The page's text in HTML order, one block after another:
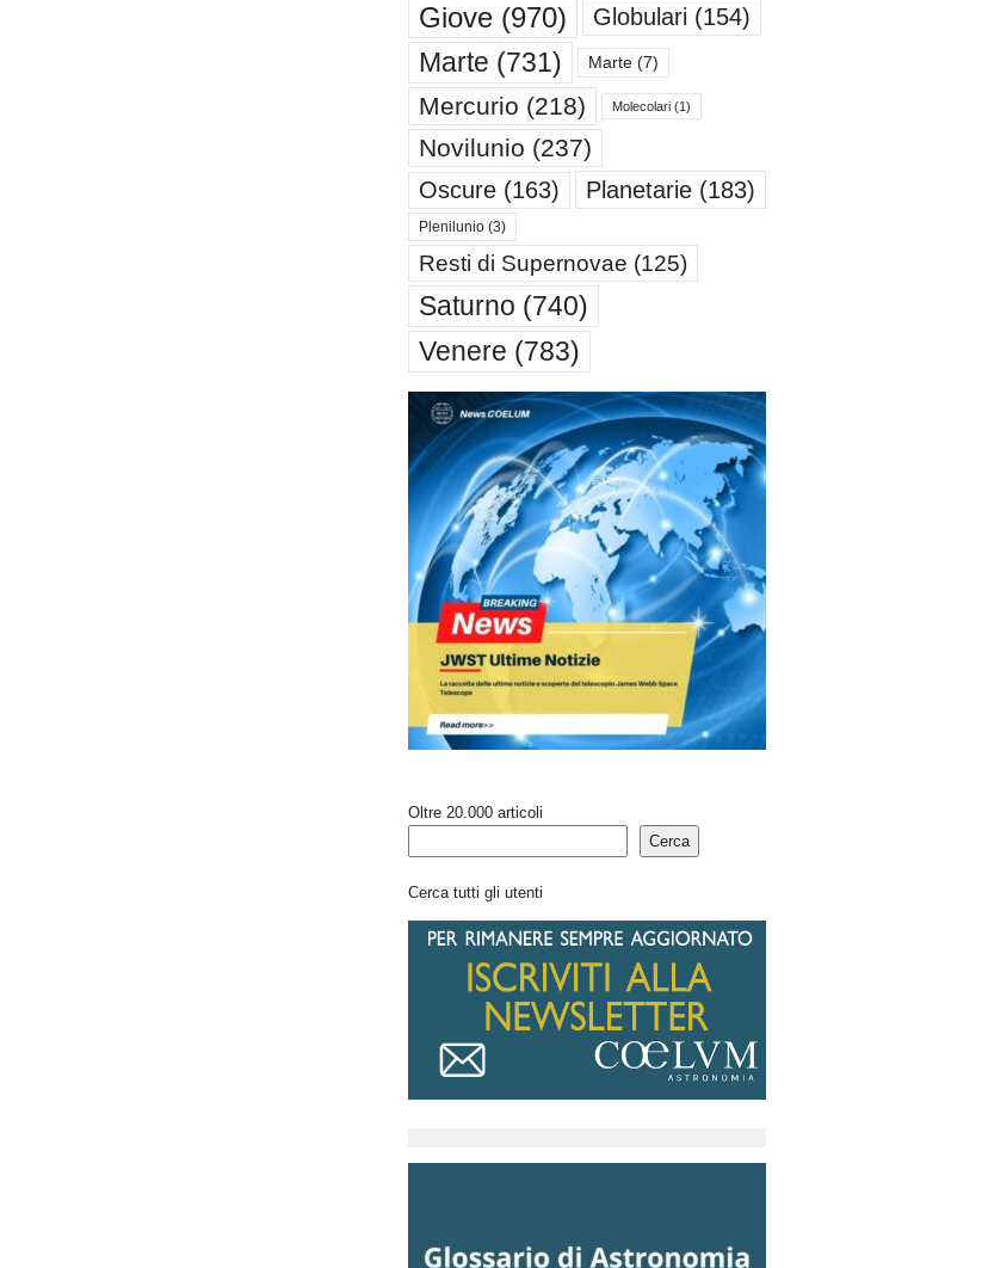
Giove(970) Globulari (154)
Marte (731) Marte(7)
Mercurio (218) Molecolari(1)
Novilunio (237)
Oscure(163) Planetarie(183)
Plenilunio(3)
Resti di Supernovae (125)
Saturno (740)
Venere (783)
Oltre 20.000 articoli
Cerca
Cerca tutti gli utenti